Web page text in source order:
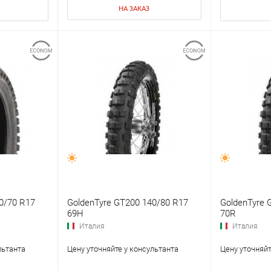
НА ЗАКАЗ
70 R17
GoldenTyre GT200 140/80 R17
69H
Италия
Цену уточняйте у консультанта
GoldenTyre
70R
Италия
Цену